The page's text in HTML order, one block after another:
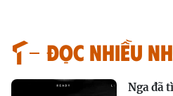
Đọc nhiều
Nga đã